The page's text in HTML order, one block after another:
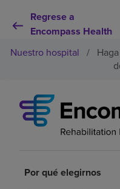
Regrese a
Encompass Health
Por qué debe elegirnos
Pacientes y cuidadores
Nuestro hospital /
Por qué elegirnos